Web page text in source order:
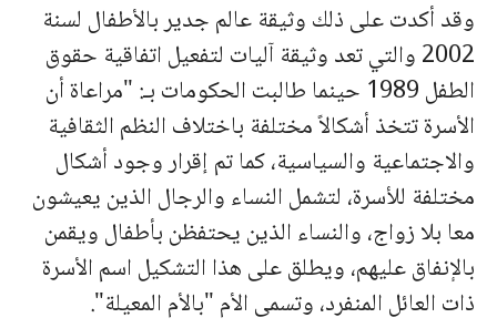
وقد أكدت على ذلك وثيقة عالم جدير بالأطفال لسنة
2002 والتي تعد وثيقة آليات لتفعيل اتفاقية حقوق
الطفل 1989 حينما طالبت الحكومات بـ: "مراعاة أن
الأسرة تتخذ أشكالاً مختلفة باختلاف النظم الثقافية
والاجتماعية والسياسية، كما تم إقرار وجود أشكال
مختلفة للأسرة، لتشمل النساء والرجال الذين يعيشون
معا بلا زواج، والنساء الذين يحتفظن بأطفال ويقمن
بالإنفاق عليهم، ويطلق على هذا التشكيل اسم الأسرة
ذات العائل المنفرد، وتسمى الأم "بالأم المعيلة".